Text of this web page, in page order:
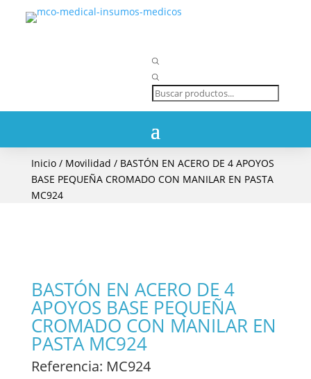
Búsqueda
de
Inicio/ Movilidad / BASTÓN EN ACERO DE 4 APOYOS
BASE PEQUEÑA CROMADO CON MANILAR EN PASTA
MC924
BASTÓN EN ACERO DE 4
APOYOS BASE PEQUEÑA
CROMADO CON MANILAR EN
PASTA MC924
Referencia: MC924